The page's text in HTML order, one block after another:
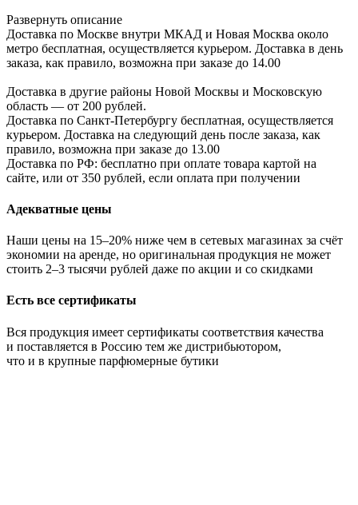
Развернуть описание
Доставка по Москве внутри МКАД и Новая Москва около
метро бесплатная, осуществляется курьером. Доставка в день
заказа, как правило, возможна при заказе до 14.00
Доставка в другие районы Новой Москвы и Московскую
область — от 200 рублей.
Доставка по Санкт-Петербургу бесплатная, осуществляется
курьером. Доставка на следующий день после заказа, как
правило, возможна при заказе до 13.00
Доставка по РФ: бесплатно при оплате товара картой на
сайте, или от 350 рублей, если оплата при получении
Адекватные цены
Наши цены на 15–20% ниже чем в сетевых магазинах за счёт
экономии на аренде, но оригинальная продукция не может
стоить 2–3 тысячи рублей даже по акции и со скидками
Есть все сертификаты
Вся продукция имеет сертификаты соответствия качества
и поставляется в Россию тем же дистрибьютором,
что и в крупные парфюмерные бутики